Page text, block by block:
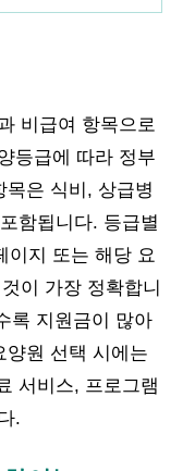
비급여 항목으로
등급에 따라 정부
은 식비, 상급병
함됩니다. 등급별
이지 또는 해당 요
이 가장 정확합니
록 지원금이 많아
양원 선택 시에는
서비스, 프로그램
.